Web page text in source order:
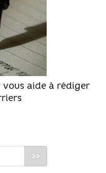
aide à rédiger